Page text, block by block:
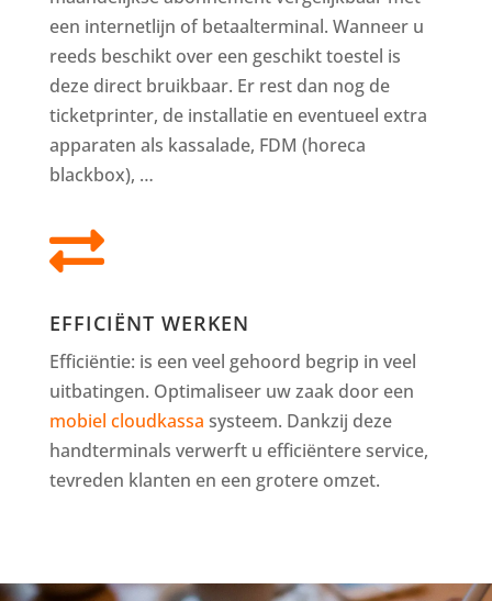
een internetlijn of betaalterminal. Wanneer u
reeds beschikt over een geschikt toestel is
deze direct bruikbaar. Er rest dan nog de
ticketprinter, de installatie en eventueel extra
apparaten als kassalade, FDM (horeca
blackbox), …

EFFICIËNT WERKEN
Efficiëntie: is een veel gehoord begrip in veel
uitbatingen. Optimaliseer uw zaak door een
mobiel cloudkassa systeem. Dankzij deze
handterminals verwerft u efficiëntere service,
tevreden klanten en een grotere omzet.